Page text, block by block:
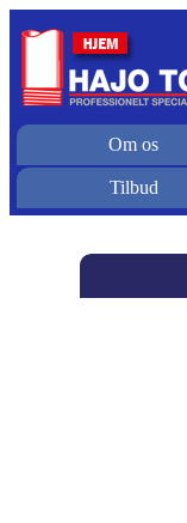
Om os
Tilbud